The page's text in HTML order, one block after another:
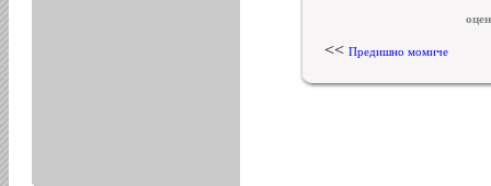
<< Предишно момиче